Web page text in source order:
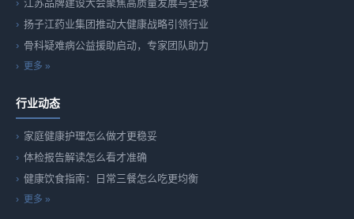
江苏品牌建设大会聚焦高质量发展与全球
扬子江药业集团推动大健康战略引领行业
骨科疑难病公益援助启动，专家团队助力
更多 »
行业动态
家庭健康护理怎么做才更稳妥
体检报告解读怎么看才准确
健康饮食指南：日常三餐怎么吃更均衡
更多 »